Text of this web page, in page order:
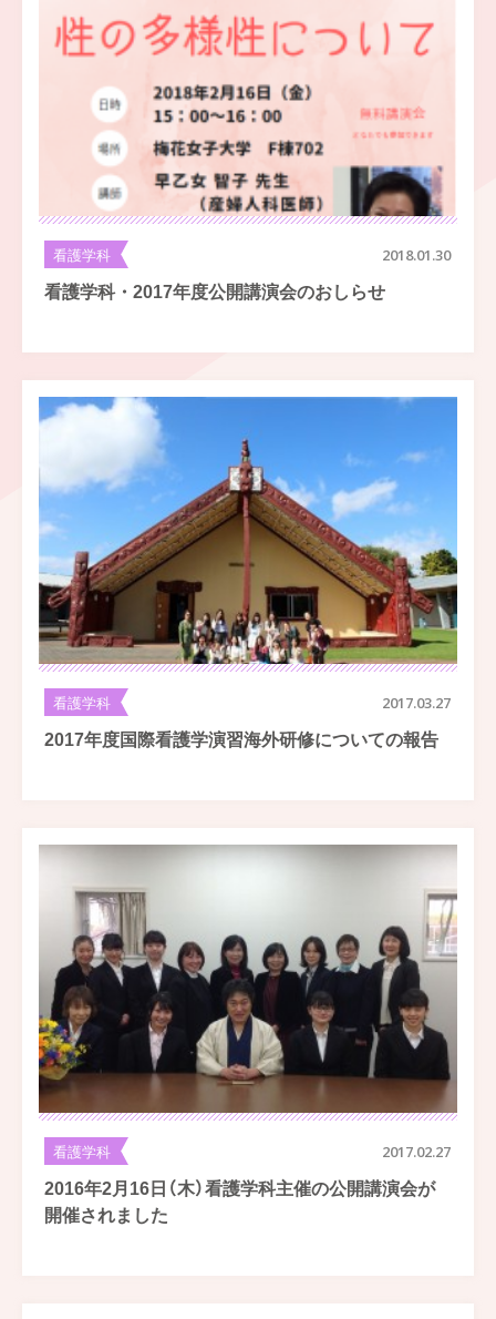
看護学科 2018.01.30
看護学科・2017年度公開講演会のおしらせ
看護学科 2017.03.27
2017年度国際看護学演習海外研修についての報告
看護学科 2017.02.27
2016年2月16日（木）看護学科主催の公開講演会が
開催されました